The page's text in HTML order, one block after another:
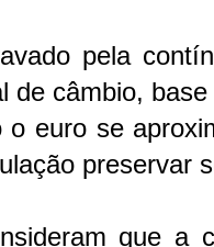
pela
de câmbio,
o euro se
preservar
que a